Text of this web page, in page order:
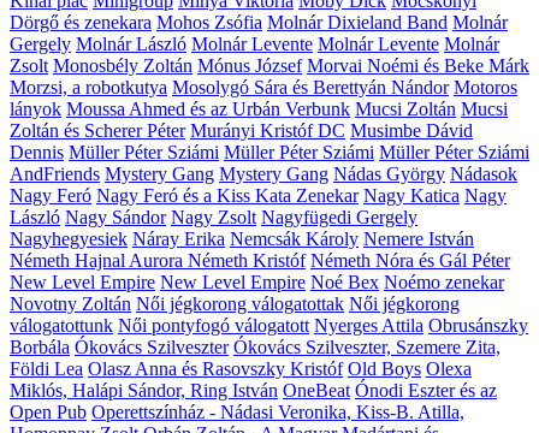
Dörgő és zenekara Mohos Zsófia Molnár Dixieland Band Molnár
Gergely Molnár László Molnár Levente Molnár Levente Molnár
Zsolt Monosbély Zoltán Mónus József Morvai Noémi és Beke Márk
Morzsi, a robotkutya Mosolygó Sára és Berettyán Nándor Motoros
lányok Moussa Ahmed és az Urbán Verbunk Mucsi Zoltán Mucsi
Zoltán és Scherer Péter Murányi Kristóf DC Musimbe Dávid
Dennis Müller Péter Sziámi Müller Péter Sziámi Müller Péter Sziámi
AndFriends Mystery Gang Mystery Gang Nádas György Nádasok
Nagy Feró Nagy Feró és a Kiss Kata Zenekar Nagy Katica Nagy
László Nagy Sándor Nagy Zsolt Nagyfügedi Gergely
Nagyhegyesiek Náray Erika Nemcsák Károly Nemere István
Németh Hajnal Aurora Németh Kristóf Németh Nóra és Gál Péter
New Level Empire New Level Empire Noé Bex Noémo zenekar
Novotny Zoltán Női jégkorong válogatottak Női jégkorong
válogatottunk Női pontyfogó válogatott Nyerges Attila Obrusánszky
Borbála Ókovács Szilveszter Ókovács Szilveszter, Szemere Zita,
Földi Lea Olasz Anna és Rasovszky Kristóf Old Boys Olexa
Miklós, Halápi Sándor, Ring István OneBeat Ónodi Eszter és az
Open Pub Operettszínház - Nádasi Veronika, Kiss-B. Atilla,